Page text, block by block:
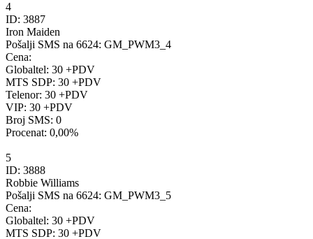
4
ID: 3887
Iron Maiden
Pošalji SMS na 6624: GM_PWM3_4
Cena:
Globaltel: 30 +PDV
MTS SDP: 30 +PDV
Telenor: 30 +PDV
VIP: 30 +PDV
Broj SMS: 0
Procenat: 0,00%
5
ID: 3888
Robbie Williams
Pošalji SMS na 6624: GM_PWM3_5
Cena:
Globaltel: 30 +PDV
MTS SDP: 30 +PDV